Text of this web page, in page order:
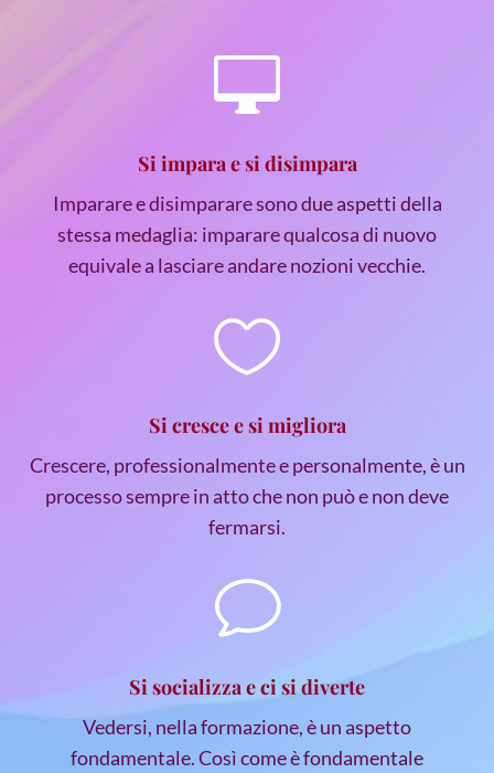

Si impara e si disimpara
Imparare e disimparare sono due aspetti della
stessa medaglia: imparare qualcosa di nuovo
equivale a lasciare andare nozioni vecchie.

Si cresce e si migliora
Crescere, professionalmente e personalmente, è un
processo sempre in atto che non può e non deve
fermarsi.
v
Si socializza e ci si diverte
Vedersi, nella formazione, è un aspetto
fondamentale. Così come è fondamentale